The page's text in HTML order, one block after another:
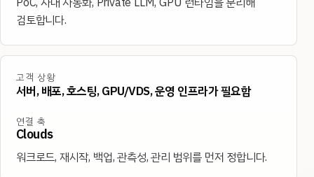
검토합니다.
고객 상황
서버, 배포, 호스팅, GPU/VDS, 운영 인프라가 필요함
연결 축
Clouds
워크로드, 재시작, 백업, 관측성, 관리 범위를 먼저 정합니다.